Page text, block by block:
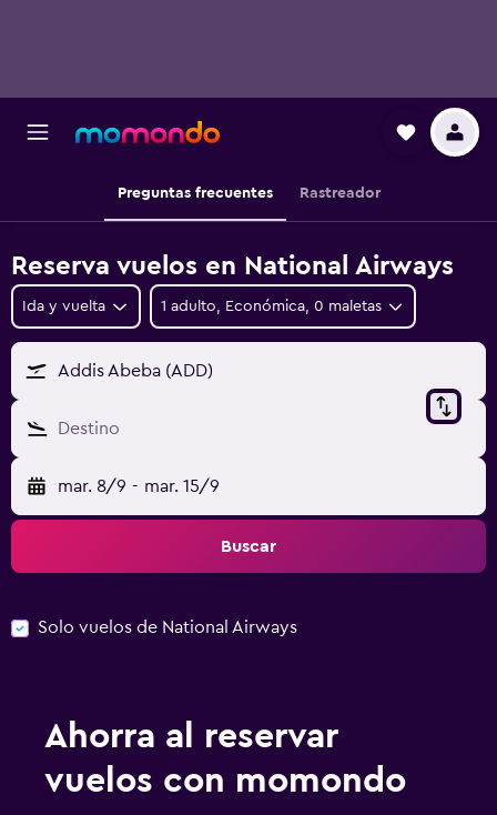
Preguntas frecuentes Rastreador
Reserva vuelos en National Airways
Ida y vuelta 1 adulto, Económica, 0 maletas
Addis Abeba (ADD)
Destino
mar. 8/9 - mar. 15/9
Buscar
Solo vuelos de National Airways
Ahorra al reservar
vuelos con momondo